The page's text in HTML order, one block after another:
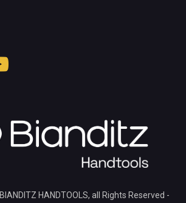
BIANDITZ HANDTOOLS, all Rights Reserved -